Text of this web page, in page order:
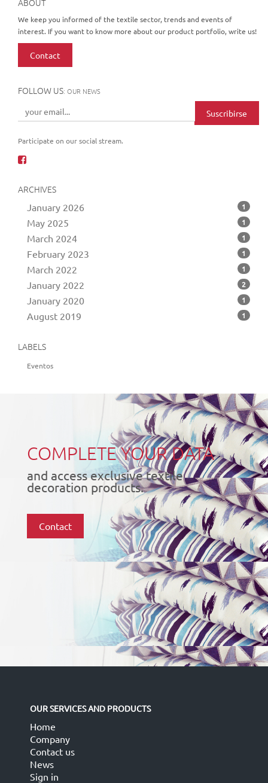
ABOUT
We keep you informed of the textile sector, trends and events of
interest. If you want to know more about our product portfolio, write us!
Contact
FOLLOW US: OUR NEWS
Suscribirse
Participate on our social stream.
ARCHIVES
January 2026
1
May 2025 1
March 2024 1
February 2023 1
March 2022 1
January 2022 2
January 2020 1
August 2019 1
LABELS
Eventos
COMPLETE YOUR DATA
and access exclusive textile
decoration products.
Contact
OUR SERVICES AND PRODUCTS
Home
Company
Contact us
News
Sign in